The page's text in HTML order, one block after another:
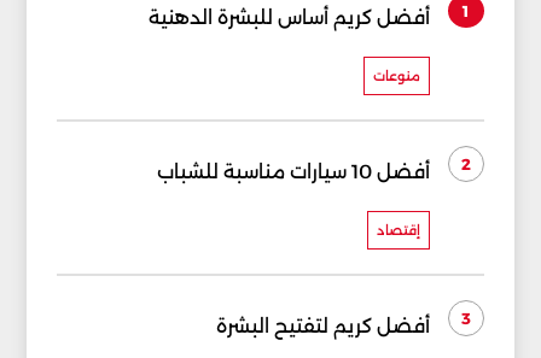
1 أفضل كريم أساس للبشرة الدهنية
منوعات
2 أفضل 10 سيارات مناسبة للشباب
إقتصاد
3 أفضل كريم لتفتيح البشرة